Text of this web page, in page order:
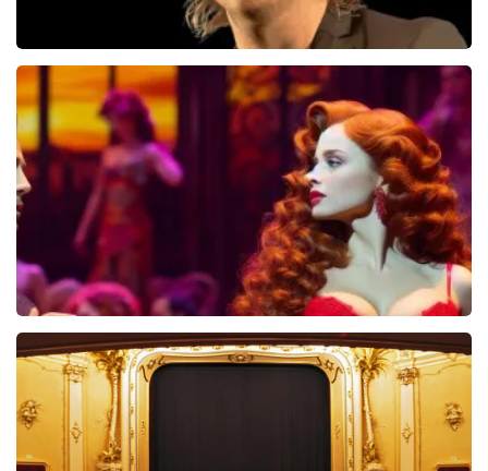
Jan Jaap Van Der Wal
49
BEKIJKEN
Pretty Woman
BEKIJKEN